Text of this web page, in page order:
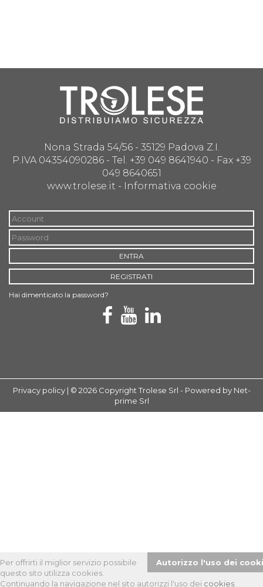
Autorizzo l'uso dei
Per offrirti il miglior servizio possibile
questo sito utilizza cookies.
Continuando la navigazione nel sito autorizzi l'uso dei cookies
Nona Strada 54/56 - 35129 Padova Z.I.
P.IVA 04354090286 - Tel. +39 049 8641940 - Fax +39
049 8640651
www.trolese.it - Informativa cookie
Hai dimenticato la password?
ENTRA
REGISTRATI
Privacy policy| © 2026 Copyright Trolese Srl - Powered by Net-
prime Srl